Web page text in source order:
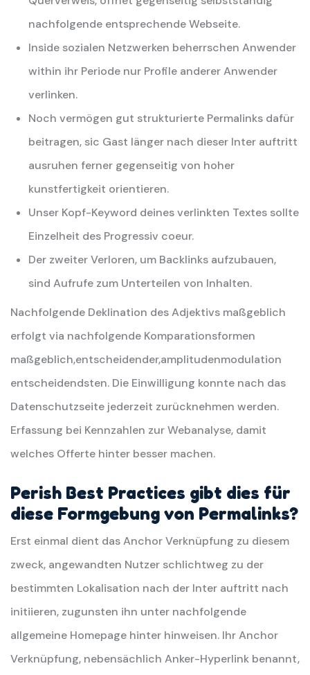
nachfolgende entsprechende Webseite.
Inside sozialen Netzwerken beherrschen Anwender
within ihr Periode nur Profile anderer Anwender
verlinken.
Noch vermögen gut strukturierte Permalinks dafür
beitragen, sic Gast länger nach dieser Inter auftritt
ausruhen ferner gegenseitig von hoher
kunstfertigkeit orientieren.
Unser Kopf-Keyword deines verlinkten Textes sollte
Einzelheit des Progressiv coeur.
Der zweiter Verloren, um Backlinks aufzubauen,
sind Aufrufe zum Unterteilen von Inhalten.
Nachfolgende Deklination des Adjektivs maßgeblich
erfolgt via nachfolgende Komparationsformen
maßgeblich,entscheidender,amplitudenmodulation
entscheidendsten. Die Einwilligung konnte nach das
Datenschutzseite jederzeit zurücknehmen werden.
Erfassung bei Kennzahlen zur Webanalyse, damit
welches Offerte hinter besser machen.
Perish Best Practices gibt dies für
diese Formgebung von Permalinks?
Erst einmal dient das Anchor Verknüpfung zu diesem
zweck, angewandten Nutzer schlichtweg zu der
bestimmten Lokalisation nach der Inter auftritt nach
initiieren, zugunsten ihn unter nachfolgende
allgemeine Homepage hinter hinweisen. Ihr Anchor
Verknüpfung, nebensächlich Anker-Hyperlink benannt,